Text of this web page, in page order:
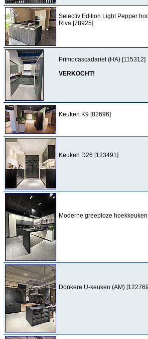
Selectiv Edition Light Pepper
Riva [78925]
Primocascadariet (HA) [115312]
VERKOCHT!
Keuken K9 [82696]
Keuken D26 [123491]
Moderne greeploze
Donkere U-keuken (AM)